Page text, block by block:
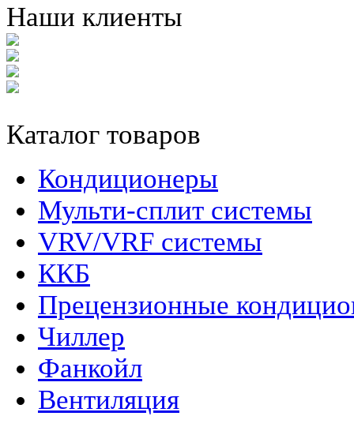
Наши клиенты
Каталог товаров
Кондиционеры
Мульти-сплит системы
VRV/VRF системы
ККБ
Прецензионные
Чиллер
Фанкойл
Вентиляция